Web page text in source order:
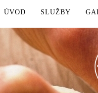
ÚVOD SLUŽBY